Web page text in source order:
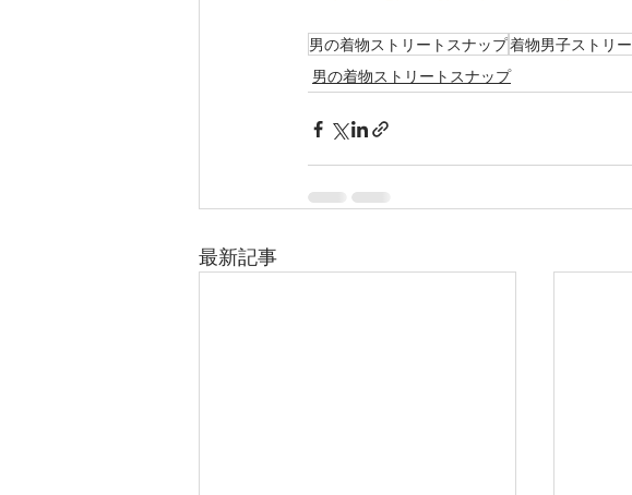
男の着物ストリートスナップ着物男子ストリ
男の着物ストリートスナップ
最新記事